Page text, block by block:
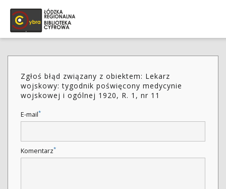
Zgłoś błąd związany z obiektem: Lekarz
wojskowy: tygodnik poświęcony medycynie
wojskowej i ogólnej 1920, R. 1, nr 11
E-mail*
Komentarz*